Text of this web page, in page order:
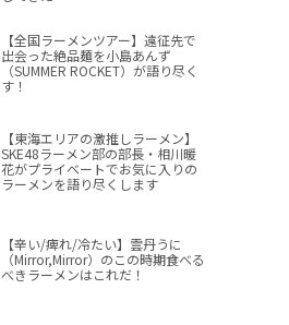
【全国ラーメンツアー】遠征先で
出会った絶品麺を小島あんず
（SUMMER ROCKET）が語り尽く
す！
【東海エリアの激推しラーメン】
SKE48ラーメン部の部長・相川暖
花がプライベートでお気に入りの
ラーメンを語り尽くします
【辛い/痺れ/冷たい】雲丹うに
（Mirror,Mirror）のこの時期食べる
べきラーメンはこれだ！